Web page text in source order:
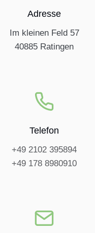
Adresse​
Im kleinen Feld 57
40885 Ratingen
Telefon​
+49 2102 395894
+49 178 8980910